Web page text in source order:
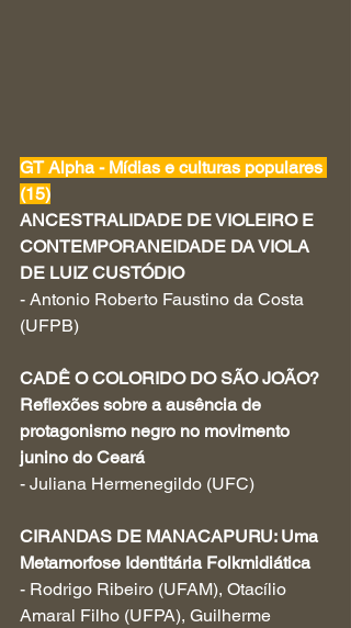
GT Alpha - Mídias e culturas populares
(15)
ANCESTRALIDADE DE VIOLEIRO E
CONTEMPORANEIDADE DA VIOLA
DE LUIZ CUSTÓDIO
- Antonio Roberto Faustino da Costa
(UFPB)
CADÊ O COLORIDO DO SÃO JOÃO?
Reflexões sobre a ausência de
protagonismo negro no movimento
junino do Ceará
- Juliana Hermenegildo (UFC)
CIRANDAS DE MANACAPURU: Uma
Metamorfose Identitária Folkmidiática
- Rodrigo Ribeiro (UFAM), Otacílio
Amaral Filho (UFPA), Guilherme